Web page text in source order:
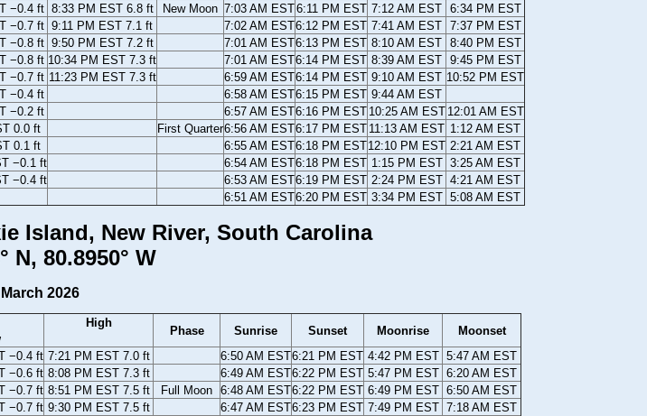
−0.4 ft 8:33 PM EST 6.8 ft New Moon 7:03 AM EST6:11 PM EST 7:12 AM EST 6:34 PM EST
−0.7 ft 9:11 PM EST 7.1 ft 7:02 AM EST6:12 PM EST 7:41 AM EST 7:37 PM EST
−0.8 ft 9:50 PM EST 7.2 ft 7:01 AM EST6:13 PM EST 8:10 AM EST 8:40 PM EST
−0.8 ft 10:34 PM EST 7.3 ft 7:01 AM EST6:14 PM EST 8:39 AM EST 9:45 PM EST
−0.7 ft 11:23 PM EST 7.3 ft 6:59 AM EST6:14 PM EST 9:10 AM EST 10:52 PM EST
−0.4 ft 6:58 AM EST6:15 PM EST 9:44 AM EST
−0.2 ft 6:57 AM EST6:16 PM EST 10:25 AM EST 12:01 AM EST
0.0 ft First Quarter6:56 AM EST6:17 PM EST 11:13 AM EST 1:12 AM EST
0.1 ft 6:55 AM EST6:18 PM EST12:10 PM EST 2:21 AM EST
−0.1 ft 6:54 AM EST6:18 PM EST 1:15 PM EST 3:25 AM EST
−0.4 ft 6:53 AM EST6:19 PM EST 2:24 PM EST 4:21 AM EST
6:51 AM EST6:20 PM EST 3:34 PM EST 5:08 AM EST
Island, New River, South Carolina
N, 80.8950° W
March 2026
High
Phase Sunrise Sunset Moonrise
Moonset
−0.4 ft 7:21 PM EST 7.0 ft 6:50 AM EST6:21 PM EST 4:42 PM EST 5:47 AM EST
−0.6 ft 8:08 PM EST 7.3 ft 6:49 AM EST6:22 PM EST 5:47 PM EST 6:20 AM EST
−0.7 ft 8:51 PM EST 7.5 ft Full Moon 6:48 AM EST6:22 PM EST 6:49 PM EST 6:50 AM EST
−0.7 ft 9:30 PM EST 7.5 ft 6:47 AM EST6:23 PM EST 7:49 PM EST 7:18 AM EST